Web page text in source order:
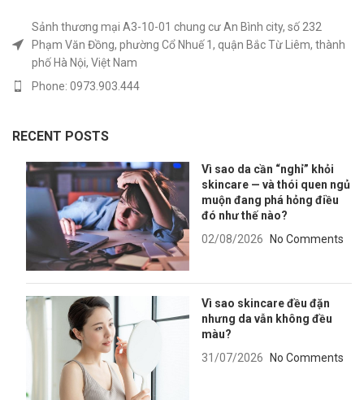
Sảnh thương mại A3-10-01 chung cư An Bình city, số 232
Phạm Văn Đồng, phường Cổ Nhuế 1, quận Bắc Từ Liêm, thành
phố Hà Nội, Việt Nam
Phone: 0973.903.444
RECENT POSTS
Vì sao da cần “nghỉ” khỏi
skincare — và thói quen ngủ
muộn đang phá hỏng điều
đó như thế nào?
02/08/2026 No Comments
Vì sao skincare đều đặn
nhưng da vẫn không đều
màu?
31/07/2026
No Comments